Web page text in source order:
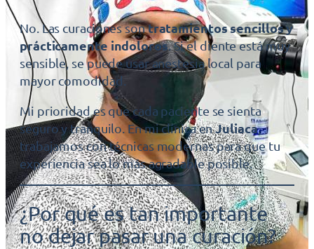
No. Las curaciones sontratamientos sencillos y
prácticamente indoloros. Si el diente está muy
sensible, se puede usar anestesia local para
mayor comodidad.
Mi prioridad es que cada paciente se sienta
seguro y tranquilo. En mi clínica enJuliaca,
trabajamos con técnicas modernas para que tu
experiencia sea lo más agradable posible.
¿Por qué es tan importante
no dejar pasar una curación?